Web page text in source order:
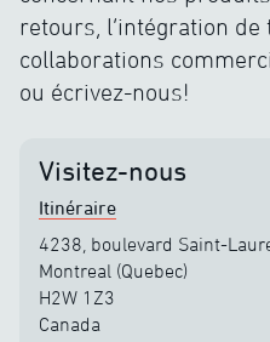
retours, l’intégration de
collaborations
ou écrivez-nous!
Visitez-nous
Itinéraire
4238, boulevard Saint-
Montreal (Quebec)
H2W 1Z3
Canada